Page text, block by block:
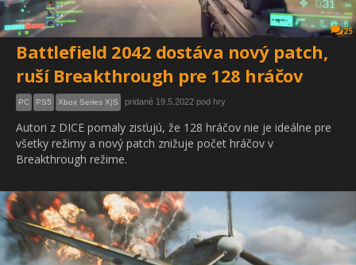
25
Battlefield 2042 dostáva nový patch,
ruší Breakthrough pre 128 hráčov
PC PS5 Xbox Series X|S pridané 19.5.2022 pod hry
Autori z DICE pomaly zisťujú, že 128 hráčov nie je ideálne pre
všetky režimy a nový patch znižuje počet hráčov v
Breakthrough režime.